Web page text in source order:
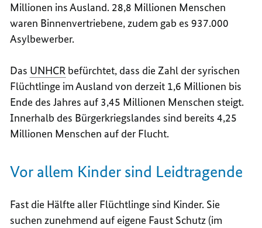
Millionen ins Ausland. 28,8 Millionen Menschen
waren Binnenvertriebene, zudem gab es 937.000
Asylbewerber.
Das UNHCR befürchtet, dass die Zahl der syrischen
Flüchtlinge im Ausland von derzeit 1,6 Millionen bis
Ende des Jahres auf 3,45 Millionen Menschen steigt.
Innerhalb des Bürgerkriegslandes sind bereits 4,25
Millionen Menschen auf der Flucht.
Vor allem Kinder sind Leidtragende
Fast die Hälfte aller Flüchtlinge sind Kinder. Sie
suchen zunehmend auf eigene Faust Schutz (im